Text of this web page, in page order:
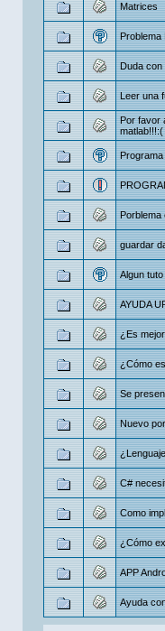
Matrices
Problema
Duda con
Leer una
Por favor
matlab!!!:(
Porblema
guardar
Algun
AYUDA
¿Es
¿Cómo
Se
Nuevo
C#
Como
¿Cómo
APP
Ayuda